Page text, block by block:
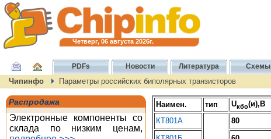
Четверг, 06 августа 2026г.
PDFs Новости Литература Схемы
Чипинфо Параметры российских биполярных транзисторов
Распродажа
Электронные компоненты со
склада по низким ценам,
Наимен. тип Uкбо(и),В
КТ801А
80